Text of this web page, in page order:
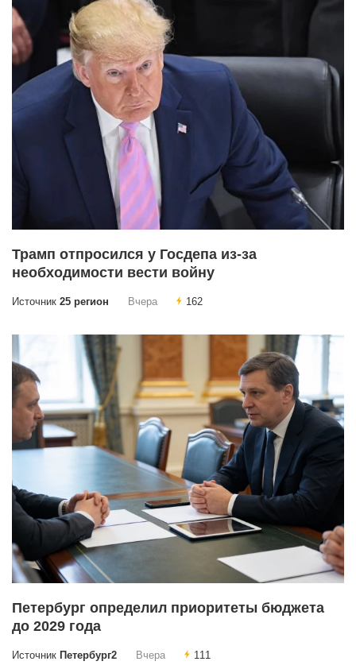
Трамп отпросился у Госдепа из-за
необходимости вести войну
Источник 25 регион Вчера 162
Петербург определил приоритеты бюджета
до 2029 года
Источник Петербург2 Вчера 111